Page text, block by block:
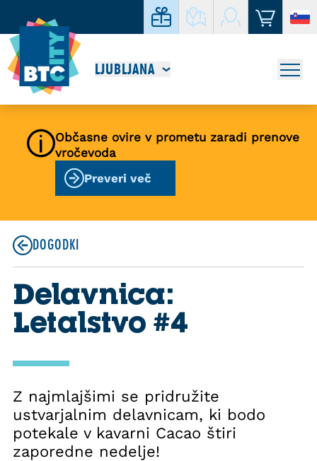
LJUBLJANA
Občasne ovire v prometu zaradi prenove
vročevoda
Preveri več
DOGODKI
Delavnica:
Letalstvo #4
Z najmlajšimi se pridružite
ustvarjalnim delavnicam, ki bodo
potekale v kavarni Cacao štiri
zaporedne nedelje!